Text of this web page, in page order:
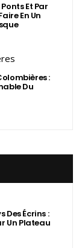
Et Par
En Un
:
Du
Des Écrins :
Un Plateau